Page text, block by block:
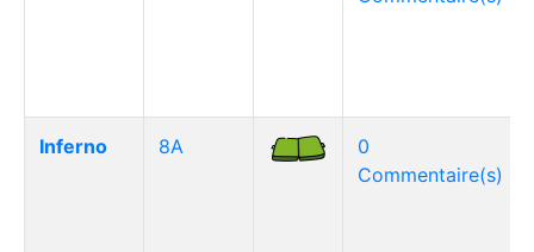
Inferno 8A
0
Commentaire(s)